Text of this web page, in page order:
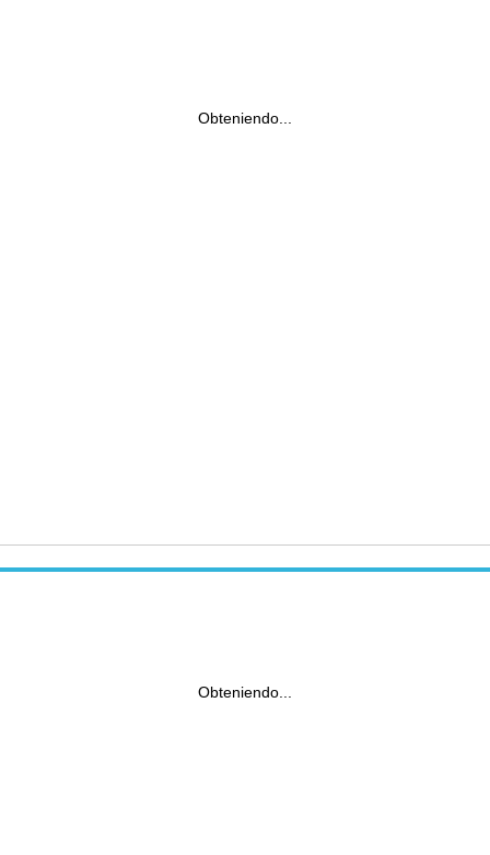
Obteniendo...
Obteniendo...